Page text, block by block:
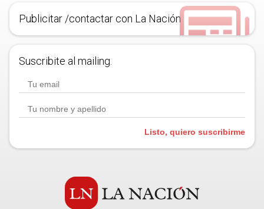
Publicitar /contactar con La Nación
Suscribite al mailing.
Listo, quiero suscribirme